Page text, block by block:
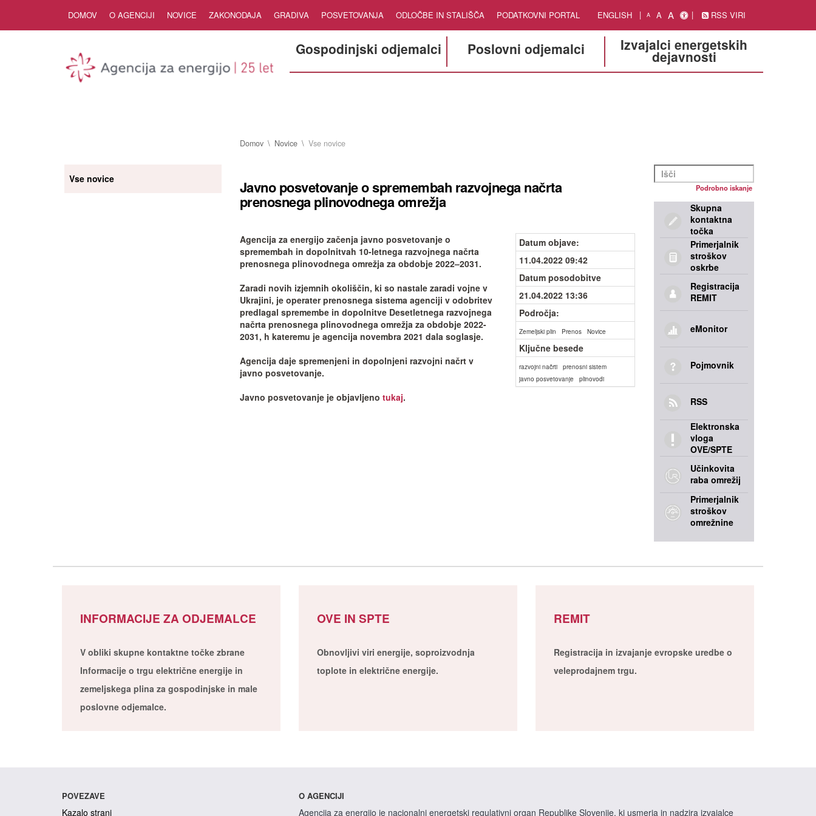
DOMOV O AGENCIJI NOVICE ZAKONODAJA GRADIVA POSVETOVANJA ODLOČBE IN STALIŠČA PODATKOVNI PORTAL ENGLISH A A A RSS VIRI
Gospodinjski odjemalci Poslovni odjemalci Izvajalci energetskih
dejavnosti
Domov Novice Vse novice
Vse novice Javno posvetovanje o spremembah razvojnega načrta
prenosnega plinovodnega omrežja
Agencija za energijo začenja javno posvetovanje o
spremembah in dopolnitvah 10-letnega razvojnega načrta
prenosnega plinovodnega omrežja za obdobje 2022–2031.
Zaradi novih izjemnih okoliščin, ki so nastale zaradi vojne v
Ukrajini, je operater prenosnega sistema agenciji v odobritev
predlagal spremembe in dopolnitve Desetletnega razvojnega
načrta prenosnega plinovodnega omrežja za obdobje 2022-
2031, h kateremu je agencija novembra 2021 dala soglasje.
Agencija daje spremenjeni in dopolnjeni razvojni načrt v
javno posvetovanje.
Javno posvetovanje je objavljeno tukaj.
Datum objave:
11.04.2022 09:42
Datum posodobitve
21.04.2022 13:36
Področja:
Zemeljski plin Prenos Novice
Ključne besede
razvojni načrti
prenosni sistem
javno posvetovanje
plinovodi
Podrobno iskanje
Skupna
kontaktna
točka
Primerjalnik
stroškov
oskrbe
Registracija
REMIT
eMonitor
Pojmovnik
RSS
Elektronska
vloga
OVE/SPTE
Učinkovita
raba omrežij
Primerjalnik
stroškov
omrežnine
INFORMACIJE ZA ODJEMALCE
V obliki skupne kontaktne točke zbrane
Informacije o trgu električne energije in
zemeljskega plina za gospodinjske in male
poslovne odjemalce.
OVE IN SPTE
Obnovljivi viri energije, soproizvodnja
toplote in električne energije.
REMIT
Registracija in izvajanje evropske uredbe o
veleprodajnem trgu.
POVEZAVE
Kazalo strani
O AGENCIJI
Agencija za energijo je nacionalni energetski regulativni organ Republike Slovenije, ki usmerja in nadzira izvajalce